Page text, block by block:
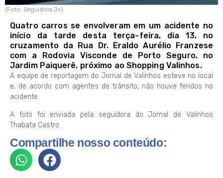
(Foto: Seguidora JV)
Quatro carros se envolveram em um acidente no
início da tarde desta terça-feira, dia 13, no
cruzamento da Rua Dr. Eraldo Aurélio Franzese
com a Rodovia Visconde de Porto Seguro, no
Jardim Paiquerê, próximo ao Shopping Valinhos.
A equipe de reportagem do Jornal de Valinhos esteve no local
e, de acordo com agentes de trânsito, não houve feridos no
acidente.
A foto foi enviada pela seguidora do Jornal de Valinhos
Thabata Castro.
Compartilhe nosso conteúdo: